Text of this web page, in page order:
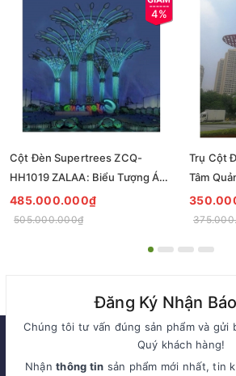
4%
Cột Đèn Supertrees ZCQ-
HH1019 ZALAA: Biểu Tượng Ánh
Sáng Cho Đại Đô Thị
485.000.000₫
505.000.000₫
Trụ Cột
Tâm
ZCQ-
Tree
Đăng Ký Nhận
Chúng tôi tư vấn đúng sản phẩm và gửi
Quý khách hàng!
Nhậnthông tin sản phẩm mới nhất, tin